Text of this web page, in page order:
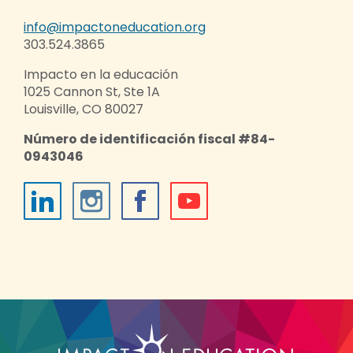
info@impactoneducation.org
303.524.3865
Impacto en la educación
1025 Cannon St, Ste 1A
Louisville, CO 80027
Número de identificación fiscal #84-
0943046